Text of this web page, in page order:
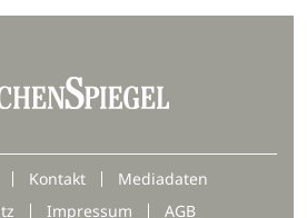
Kontakt
Mediadaten
Impressum AGB